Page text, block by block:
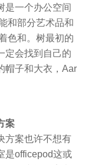
是一个办公空间
和部分艺术品和
色和。树最初的
定会找到自己的
帽子和大衣，Aar
案
方案也许不想有
是officepod这或